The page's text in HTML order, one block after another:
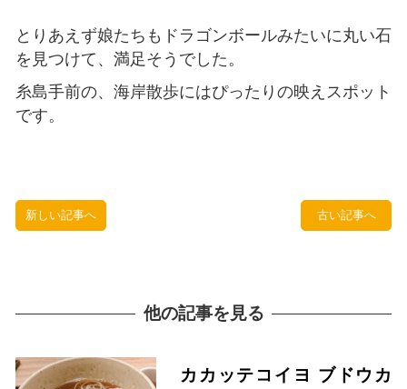
とりあえず娘たちもドラゴンボールみたいに丸い石
を見つけて、満足そうでした。
糸島手前の、海岸散歩にはぴったりの映えスポット
です。
新しい記事へ 古い記事へ
他の記事を見る
カカッテコイヨ ブドウカ